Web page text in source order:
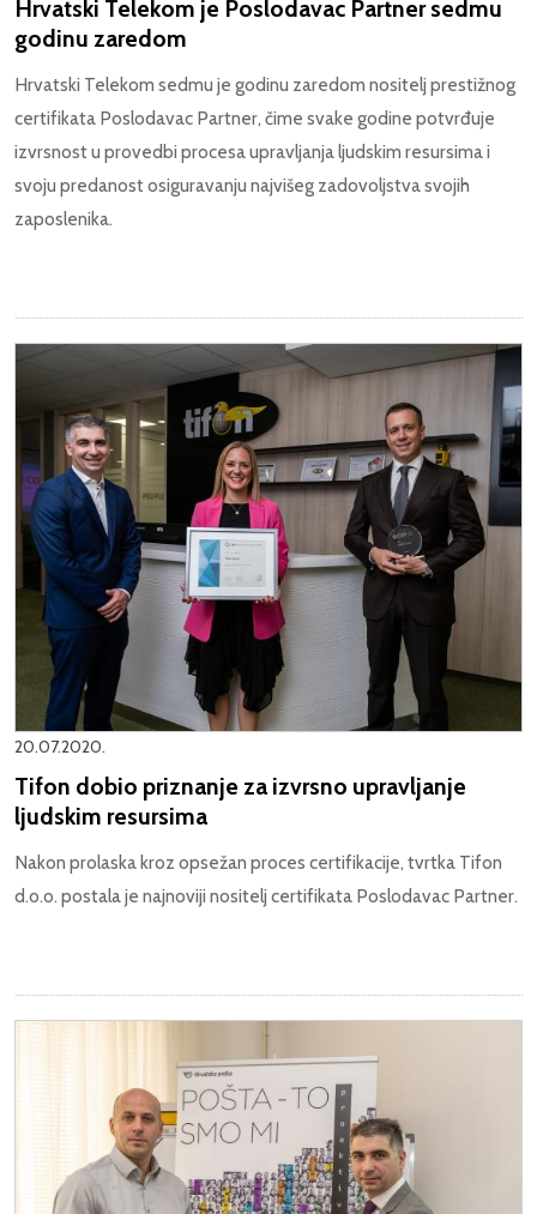
Hrvatski Telekom je Poslodavac Partner sedmu
godinu zaredom
Hrvatski Telekom sedmu je godinu zaredom nositelj prestižnog
certifikata Poslodavac Partner, čime svake godine potvrđuje
izvrsnost u provedbi procesa upravljanja ljudskim resursima i
svoju predanost osiguravanju najvišeg zadovoljstva svojih
zaposlenika.
20.07.2020.
Tifon dobio priznanje za izvrsno upravljanje
ljudskim resursima
Nakon prolaska kroz opsežan proces certifikacije, tvrtka Tifon
d.o.o. postala je najnoviji nositelj certifikata Poslodavac Partner.